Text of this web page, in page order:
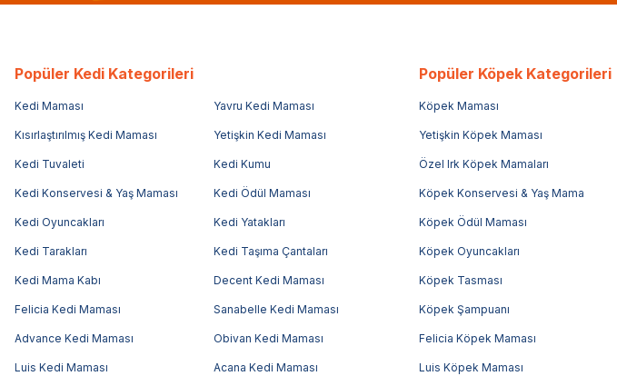
Popüler Kedi Kategorileri
Kedi Maması Yavru Kedi Maması
Kısırlaştırılmış Kedi Maması Yetişkin Kedi Maması
Kedi Tuvaleti Kedi Kumu
Kedi Konservesi & Yaş Maması Kedi Ödül Maması
Kedi Oyuncakları Kedi Yatakları
Kedi Tarakları Kedi Taşıma Çantaları
Kedi Mama Kabı Decent Kedi Maması
Felicia Kedi Maması Sanabelle Kedi Maması
Advance Kedi Maması Obivan Kedi Maması
Luis Kedi Maması Acana Kedi Maması
Popüler Köpek Kategorileri
Köpek Maması
Yetişkin Köpek Maması
Özel Irk Köpek Mamaları
Köpek Konservesi & Yaş Mama
Köpek Ödül Maması
Köpek Oyuncakları
Köpek Tasması
Köpek Şampuanı
Felicia Köpek Maması
Luis Köpek Maması